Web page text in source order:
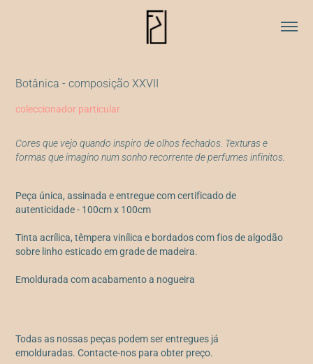
Botânica - composição XXVII
coleccionador particular
Cores que vejo quando inspiro de olhos fechados. Texturas e
formas que imagino num sonho recorrente de perfumes infinitos.
Peça única, assinada e entregue com certificado de
autenticidade - 100cm x 100cm
Tinta acrílica, têmpera vinílica e bordados com fios de algodão
sobre linho esticado em grade de madeira.
Emoldurada com acabamento a nogueira
Todas as nossas peças podem ser entregues já
emolduradas. Contacte-nos para obter preço.